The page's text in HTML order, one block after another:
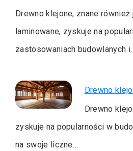
Drewno klejone, znane również
laminowane, zyskuje na
zastosowaniach budowlanych
Drewno
Drewno
zyskuje na popularności w
na swoje liczne…